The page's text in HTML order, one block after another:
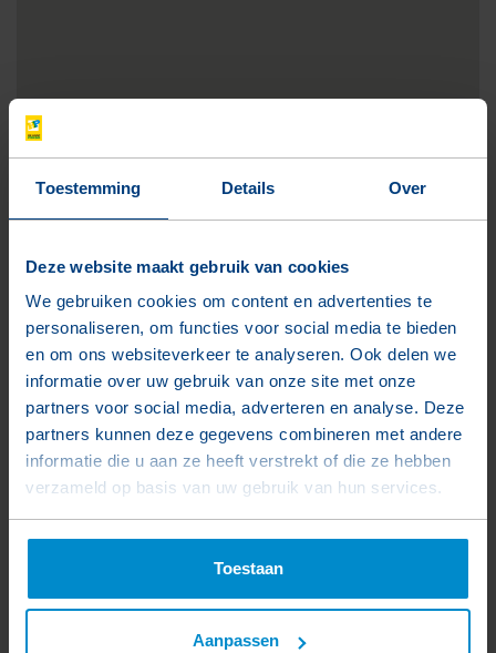
Toestemming Details Over
Deze website maakt gebruik van cookies
We gebruiken cookies om content en advertenties te
personaliseren, om functies voor social media te bieden
en om ons websiteverkeer te analyseren. Ook delen we
informatie over uw gebruik van onze site met onze
partners voor social media, adverteren en analyse. Deze
partners kunnen deze gegevens combineren met andere
informatie die u aan ze heeft verstrekt of die ze hebben
verzameld op basis van uw gebruik van hun services.
Toestaan
Aanpassen
Projectnaam
De Vliegende Hollander
Locatie
Terneuzen
Afnemer
Aannemersbedrijf Fraanje B.V.
Opleverdatum
Gebruikte producten